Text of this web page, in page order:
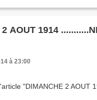
1914 ...........NE PAS
à 23:00